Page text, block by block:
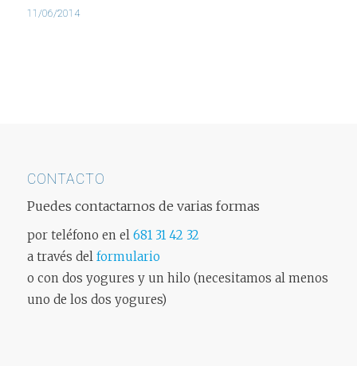
11/06/2014
CONTACTO
Puedes contactarnos de varias formas
por teléfono en el 681 31 42 32
a través del formulario
o con dos yogures y un hilo (necesitamos al menos
uno de los dos yogures)